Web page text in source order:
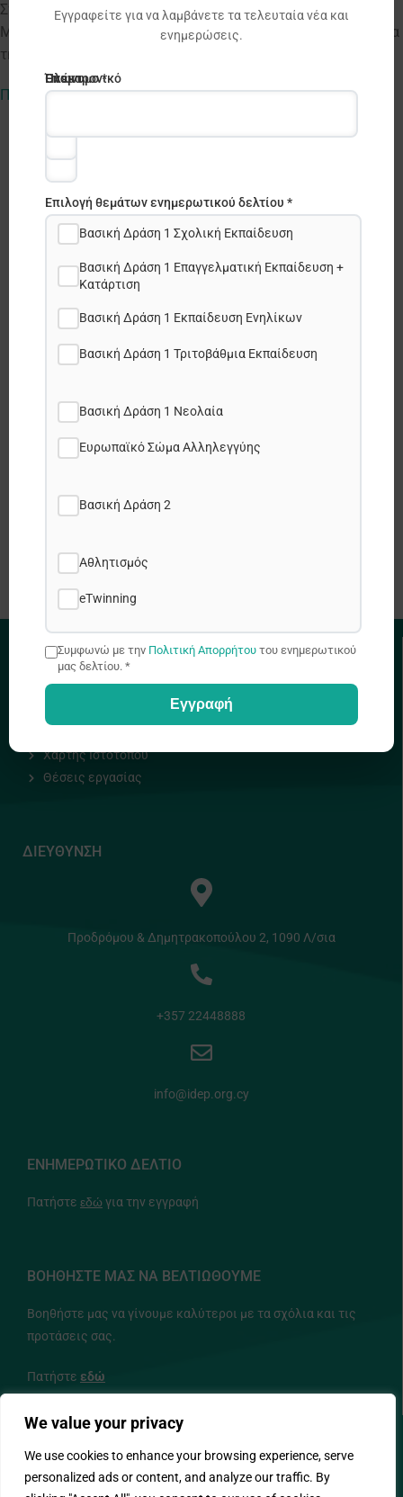
We value your privacy
We use cookies to enhance your browsing experience, serve
personalized ads or content, and analyze our traffic. By
Στo πλαίσιο της δράσης eTwinning, το ΙΔΕΠ Διά Βίου
Μάθησης ανακοινώνει πρόσκληση για υποβολή αιτήσεων για
την απόκτηση Εθνικής Ετικέτας Ποιότητας eTwinning.
Πληροφορίες
ΧΡΗΣΙΜΟΙ ΣΥΝΔΕΣΜΟΙ
Χάρτης Ιστοτόπου
Θέσεις εργασίας
ΔΙΕΥΘΥΝΣΗ
Προδρόμου & Δημητρακοπούλου 2, 1090 Λ/σια
+357 22448888
info@idep.org.cy
ΕΝΗΜΕΡΩΤΙΚΟ ΔΕΛΤΙΟ
Πατήστε εδώ για την εγγραφή
ΒΟΗΘΗΣΤΕ ΜΑΣ ΝΑ ΒΕΛΤΙΩΘΟΥΜΕ
Βοηθήστε μας να γίνουμε καλύτεροι με τα σχόλια και τις
προτάσεις σας.
Πατήστε εδώ
ΑΚΟΛΟΥΘΗΣΤΕ ΜΑΣ
Εγγραφείτε για να λαμβάνετε τα τελευταία νέα και
ενημερώσεις.
Ηλεκτρονικό
Όνομα
Επώνυμο *
Επιλογή θεμάτων ενημερωτικού δελτίου *
Βασική Δράση 1 Σχολική Εκπαίδευση
Βασική Δράση 1 Επαγγελματική Εκπαίδευση +
Κατάρτιση
Βασική Δράση 1 Εκπαίδευση Ενηλίκων
Βασική Δράση 1 Τριτοβάθμια Εκπαίδευση
Βασική Δράση 1 Νεολαία
Ευρωπαϊκό Σώμα Αλληλεγγύης
Βασική Δράση 2
Αθλητισμός
eTwinning
Συμφωνώ με την Πολιτική Απορρήτου του ενημερωτικού
μας δελτίου. *
Εγγραφή